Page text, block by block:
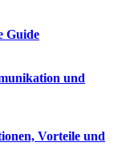
Guide
und
Vorteile und